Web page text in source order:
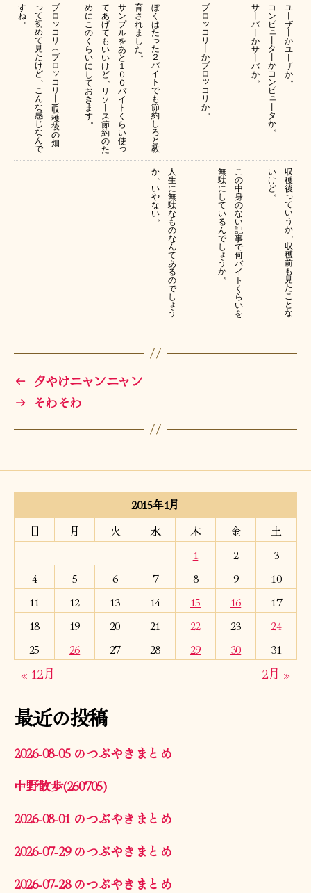
ユ
ザ
か
ユ
ザ
か。
コ
ン
ピ
ュ
タ
か
コ
ン
ピ
ュ
タ
か。
サ
バ
か
サ
バ
か。
ブ
ロ
ッ
コ
リ
か
ブ
ロ
ッ
コ
リ
か。
ぼ
く
は
た
っ
た
２
バ
イ
ト
で
も
節
約
し
ろ
と
教
育
さ
れ
ま
し
た。
サ
ン
プ
ル
を
あ
と
１
０
０
バ
イ
ト
く
ら
い
使
っ
て
あ
げ
て
も
い
い
け
ど、
リ
ソ
ス
節
約
の
た
め
に
こ
の
く
ら
い
に
し
て
お
き
ま
す。
ブ
ロ
ッ
コ
リ
︵
ブ
ロ
ッ
コ
リ
)
収
穫
後
の
畑
っ
て
初
め
て
見
た
け
ど、
こ
ん
な
感
じ
な
ん
で
す
ね。
収
穫
後
っ
て
い
う
か、
収
穫
前
も
見
た
こ
と
な
い
け
ど。
こ
の
中
身
の
な
い
記
事
で
何
バ
イ
ト
く
ら
い
を
無
駄
に
し
て
い
る
ん
で
し
ょ
う
か。
人
生
に
無
駄
な
も
の
な
ん
て
あ
る
の
で
し
ょ
う
か、
い
や
な
い。
← 夕やけニャンニャン
→ そわそわ
2015年1月
日
月 火 水 木 金
土
1
2
3
4
5 6 7 8 9
10
11
12 13 14 15 16
17
18
19 20 21 22 23
24
25
26 27 28 29 30 31
« 12月 2月 »
最近の投稿
2026-08-05 のつぶやきまとめ
中野散歩(260705)
2026-08-01 のつぶやきまとめ
2026-07-29 のつぶやきまとめ
2026-07-28 のつぶやきまとめ